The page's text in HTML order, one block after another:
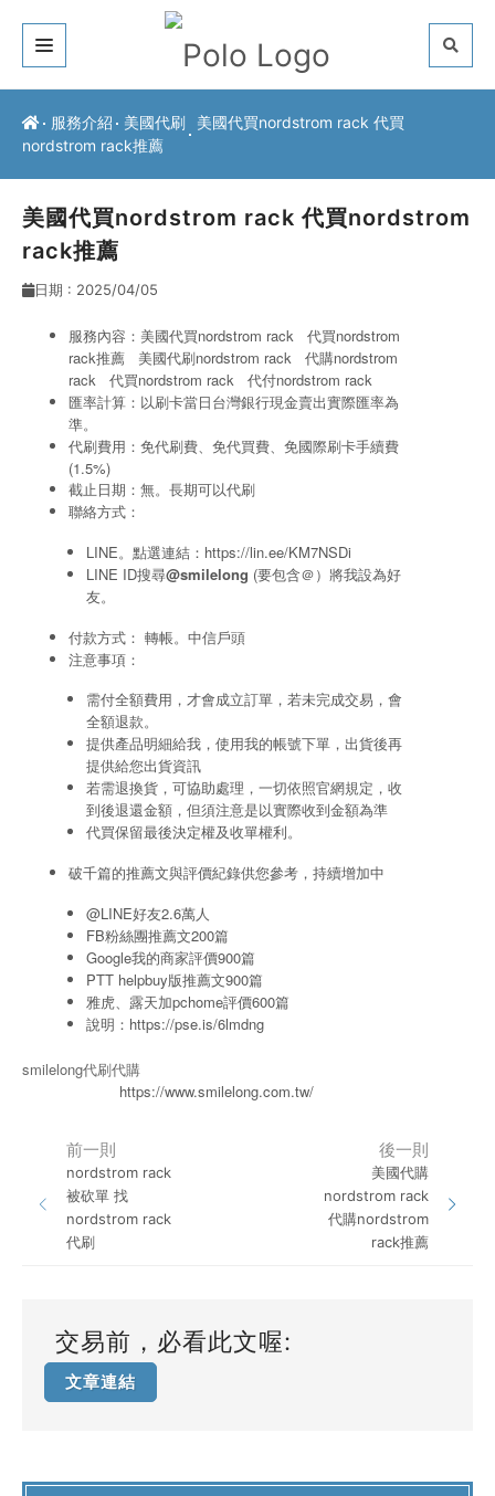
關於我們
服務介紹
常見問題
聯絡方式
服務介紹 美國代刷
美國代買nordstrom rack 代買
nordstrom rack推薦
美國代買nordstrom rack 代買nordstrom
rack推薦
日期 : 2025/04/05
服務內容：美國代買nordstrom rack 代買nordstrom
rack推薦 美國代刷nordstrom rack
代購nordstrom
rack
代買nordstrom rack
代付nordstrom rack
匯率計算：以刷卡當日台灣銀行現金賣出實際匯率為
準。
代刷費用：免代刷費、免代買費、免國際刷卡手續費
(1.5%)
截止日期：無。長期可以代刷
聯絡方式：
LINE。點選連結： https://lin.ee/KM7NSDi
LINE ID搜尋@smilelong (要包含＠）將我設為好
友。
付款方式： 轉帳。中信戶頭
注意事項：
需付全額費用，才會成立訂單，若未完成交易，會
全額退款。
提供產品明細給我，使用我的帳號下單，出貨後再
提供給您出貨資訊
若需退換貨，可協助處理，一切依照官網規定，收
到後退還金額，但須注意是以實際收到金額為準
代買保留最後決定權及收單權利。
破千篇的推薦文與評價紀錄供您參考，持續增加中
@LINE好友2.6萬人
FB粉絲團推薦文200篇
Google我的商家評價900篇
PTT helpbuy版推薦文900篇
雅虎、露天加pchome評價600篇
說明： https://pse.is/6lmdng
smilelong代刷代購
https://www.smilelong.com.tw/
前一則
nordstrom rack
被砍單 找
nordstrom rack
代刷
後一則
美國代購
nordstrom rack
代購nordstrom
rack推薦
交易前，必看此文喔:
文章連結